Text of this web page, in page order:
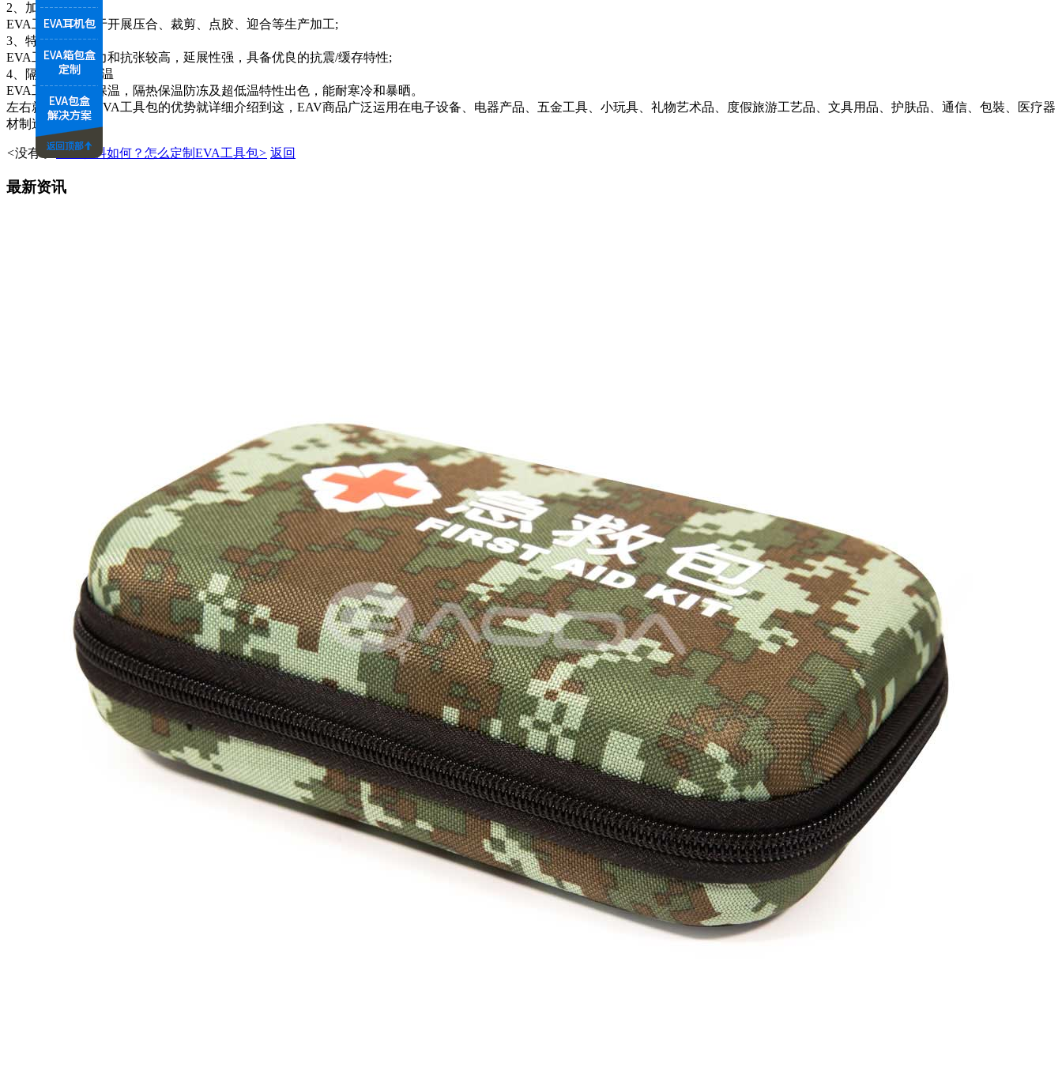
2、加工工艺
EVA工具包且便于开展压合、裁剪、点胶、迎合等生产加工;
3、特性好
EVA工具包回弹力和抗张较高，延展性强，具备优良的抗震/缓存特性;
4、隔热保温耐低温
EVA工具包隔热保温，隔热保温防冻及超低温特性出色，能耐寒冷和暴晒。
左右就是说有关EVA工具包的优势就详细介绍到这，EAV商品广泛运用在电子设备、电器产品、五金工具、小玩具、礼物艺术品、度假旅游工艺品、文具用品、护肤品、通信、包裝、医疗器
材制造行业等
<没有了 EVA材料如何？怎么定制EVA工具包> 返回
最新资讯